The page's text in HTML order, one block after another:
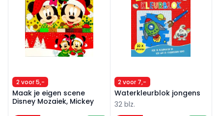
2 voor 5,-
Maak je eigen scene
Disney Mozaiek, Mickey
2 voor 7,-
Waterkleurblok jongens
32 blz.